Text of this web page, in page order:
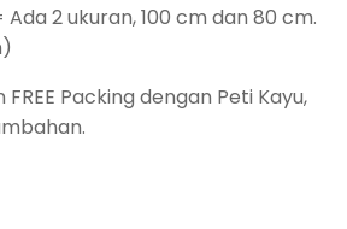
2 ukuran, 100 cm dan 80 cm.
Packing dengan Peti Kayu,